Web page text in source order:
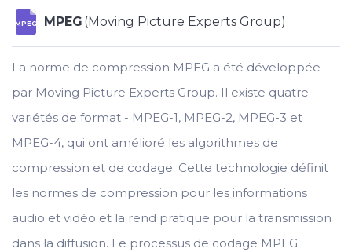
MPEG MPEG (Moving Picture Experts Group)
La norme de compression MPEG a été développée
par Moving Picture Experts Group. Il existe quatre
variétés de format - MPEG-1, MPEG-2, MPEG-3 et
MPEG-4, qui ont amélioré les algorithmes de
compression et de codage. Cette technologie définit
les normes de compression pour les informations
audio et vidéo et la rend pratique pour la transmission
dans la diffusion. Le processus de codage MPEG